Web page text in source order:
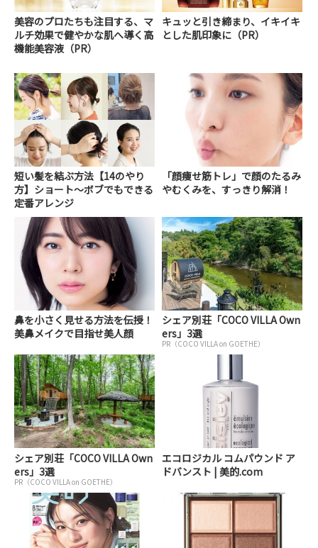
美容のプロたちも注目する、マ
ルチ効果で健やかな肌へ導く高
機能美容液（PR）
キュッと引き締まり、イキイキ
とした肌印象に（PR）
短い髪を結ぶ方法【14のやり
方】ショート～ボブでもできる
定番アレンジ
「顔痩せ筋トレ」で顔のたるみ
やむくみを、すっきり解消！
鼻を小さく見せる方法を伝授！
美鼻メイクで目指せ美人顔
シェア別荘「COCO VILLA Own
ers」3選
PR（COCO VILLA on GOETHE）
シェア別荘「COCO VILLA Own
ers」3選
PR（COCO VILLA on GOETHE）
エコロジカル コムパウンド ア
ドバンスト | 美的.com